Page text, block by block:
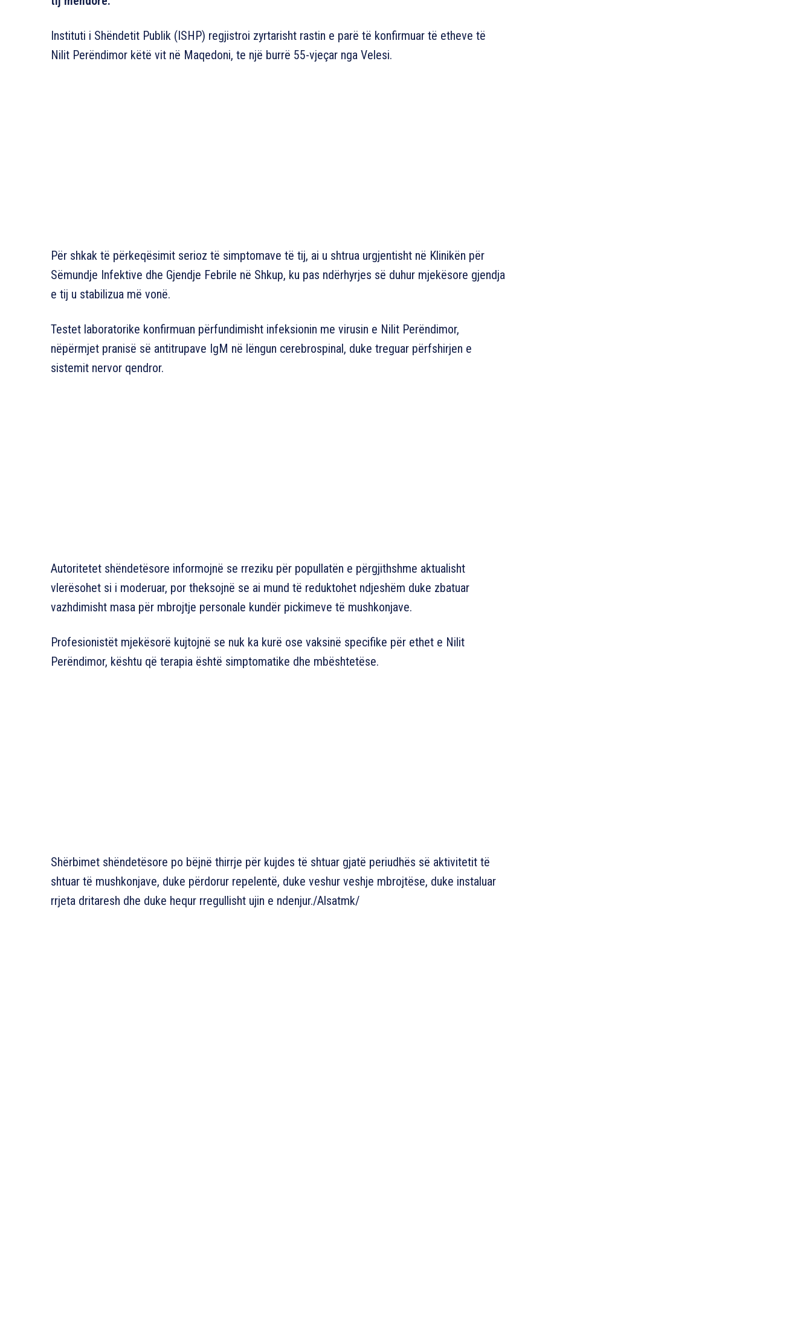
Instituti i Shëndetit Publik (ISHP) regjistroi zyrtarisht rastin e parë të konfirmuar të etheve të
Nilit Perëndimor këtë vit në Maqedoni, te një burrë 55-vjeçar nga Velesi.
Për shkak të përkeqësimit serioz të simptomave të tij, ai u shtrua urgjentisht në Klinikën për
Sëmundje Infektive dhe Gjendje Febrile në Shkup, ku pas ndërhyrjes së duhur mjekësore gjendja
e tij u stabilizua më vonë.
Testet laboratorike konfirmuan përfundimisht infeksionin me virusin e Nilit Perëndimor,
nëpërmjet pranisë së antitrupave IgM në lëngun cerebrospinal, duke treguar përfshirjen e
sistemit nervor qendror.
Autoritetet shëndetësore informojnë se rreziku për popullatën e përgjithshme aktualisht
vlerësohet si i moderuar, por theksojnë se ai mund të reduktohet ndjeshëm duke zbatuar
vazhdimisht masa për mbrojtje personale kundër pickimeve të mushkonjave.
Profesionistët mjekësorë kujtojnë se nuk ka kurë ose vaksinë specifike për ethet e Nilit
Perëndimor, kështu që terapia është simptomatike dhe mbështetëse.
Shërbimet shëndetësore po bëjnë thirrje për kujdes të shtuar gjatë periudhës së aktivitetit të
shtuar të mushkonjave, duke përdorur repelentë, duke veshur veshje mbrojtëse, duke instaluar
rrjeta dritaresh dhe duke hequr rregullisht ujin e ndenjur./Alsatmk/